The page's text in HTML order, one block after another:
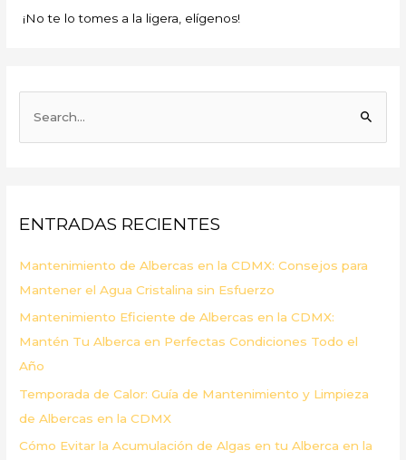
¡No te lo tomes a la ligera, elígenos!
r
o
r
:
ENTRADAS RECIENTES
Mantenimiento de Albercas en la CDMX: Consejos para
Mantener el Agua Cristalina sin Esfuerzo
Mantenimiento Eficiente de Albercas en la CDMX:
Mantén Tu Alberca en Perfectas Condiciones Todo el
Año
Temporada de Calor: Guía de Mantenimiento y Limpieza
de Albercas en la CDMX
Cómo Evitar la Acumulación de Algas en tu Alberca en la